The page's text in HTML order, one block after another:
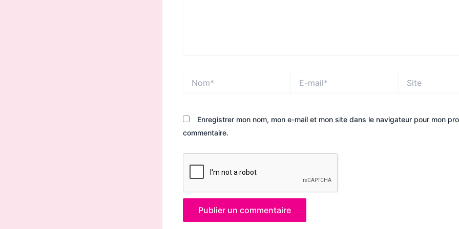
mail*
Enregistrer mon nom, mon e-mail et mon site dans le navigateur pour mon
commentaire.